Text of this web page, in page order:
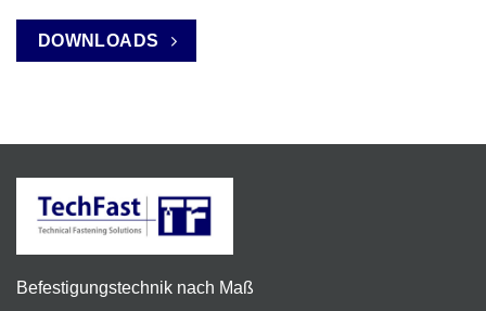
DOWNLOADS
Befestigungstechnik nach Maß